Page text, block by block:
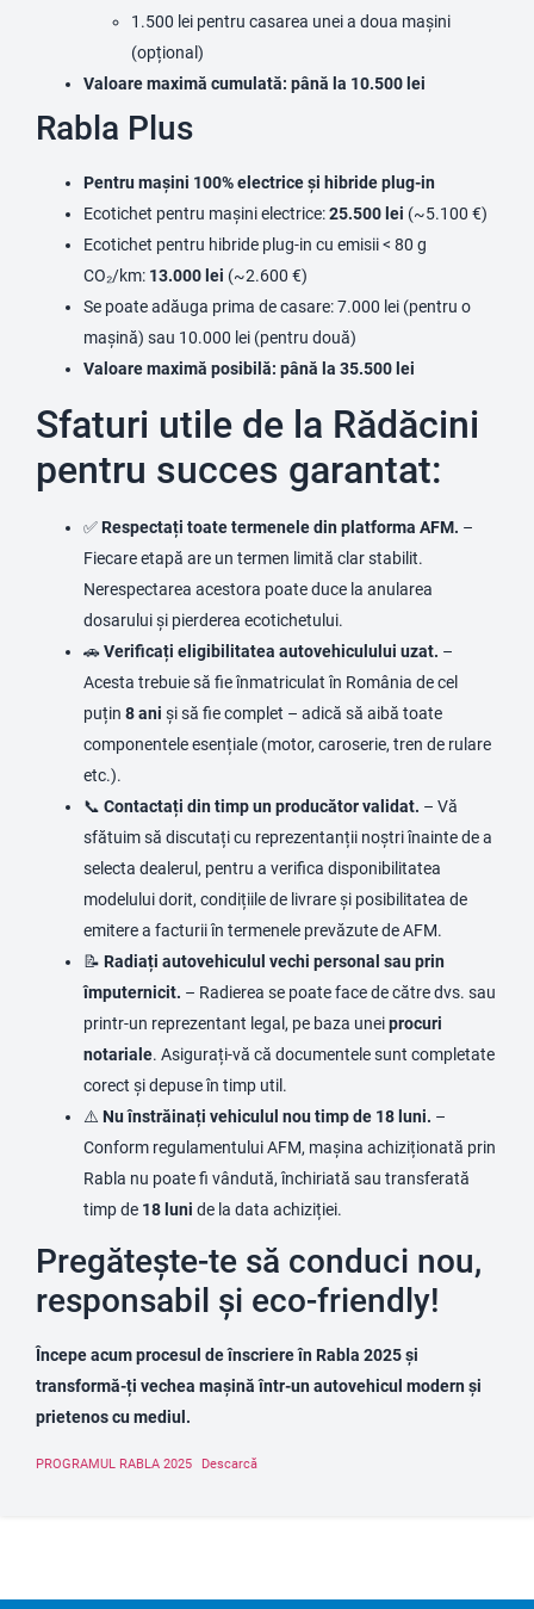
1.500 lei pentru casarea unei a doua mașini
(opțional)
Valoare maximă cumulată: până la 10.500 lei
Rabla Plus
Pentru mașini 100% electrice și hibride plug-in
Ecotichet pentru mașini electrice:25.500 lei (~5.100 €)
Ecotichet pentru hibride plug-in cu emisii < 80 g
CO₂/km: 13.000 lei (~2.600 €)
Se poate adăuga prima de casare: 7.000 lei (pentru o
mașină) sau 10.000 lei (pentru două)
Valoare maximă posibilă: până la 35.500 lei
Sfaturi utile de la Rădăcini
pentru succes garantat:
✅Respectați toate termenele din platforma AFM. –
Fiecare etapă are un termen limită clar stabilit.
Nerespectarea acestora poate duce la anularea
dosarului și pierderea ecotichetului.
🚗Verificați eligibilitatea autovehiculului uzat. –
Acesta trebuie să fie înmatriculat în România de cel
puțin 8 ani și să fie complet – adică să aibă toate
componentele esențiale (motor, caroserie, tren de rulare
etc.).
📞 Contactați din timp un producător validat. – Vă
sfătuim să discutați cu reprezentanții noștri înainte de a
selecta dealerul, pentru a verifica disponibilitatea
modelului dorit, condițiile de livrare și posibilitatea de
emitere a facturii în termenele prevăzute de AFM.
📝 Radiați autovehiculul vechi personal sau prin
împuternicit. – Radierea se poate face de către dvs. sau
printr-un reprezentant legal, pe baza uneiprocuri
notariale. Asigurați-vă că documentele sunt completate
corect și depuse în timp util.
⚠️ Nu înstrăinați vehiculul nou timp de 18 luni. –
Conform regulamentului AFM, mașina achiziționată prin
Rabla nu poate fi vândută, închiriată sau transferată
timp de 18 luni de la data achiziției.
Pregătește-te să conduci nou,
responsabil și eco-friendly!
Începe acum procesul de înscriere în Rabla 2025 și
transformă-ți vechea mașină într-un autovehicul modern și
prietenos cu mediul.
PROGRAMUL RABLA 2025 Descarcă